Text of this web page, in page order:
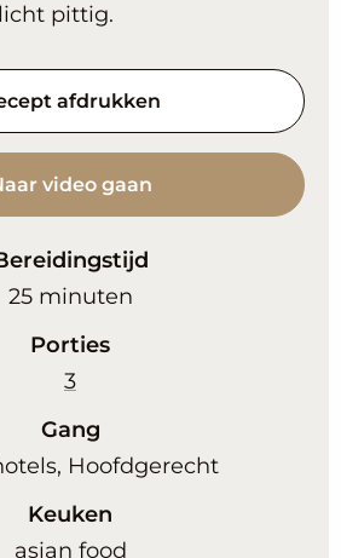
pittig.
afdrukken
video gaan
25minuten
minuten
Porties
3
Gang
Hoofdgerecht
Keuken
asian food